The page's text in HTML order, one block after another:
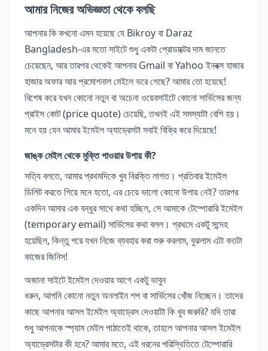
আমার নিজের অভিজ্ঞতা থেকে বলছি
আপনার কি কখনো এমন হয়েছে যে Bikroy বা Daraz
Bangladesh-এর মতো সাইটে শুধু একটা প্রোডাক্টের দাম জানতে
চেয়েছেন, আর তারপর থেকেই আপনার Gmail বা Yahoo ইনবক্স হাজার
হাজার অফার আর প্রমোশনাল মেইলে ভরে গেছে? আমার তো হয়েছে!
বিশেষ করে যখন কোনো নতুন বা অচেনা ওয়েবসাইটে কোনো সার্ভিসের জন্য
প্রাইস কোট (price quote) চেয়েছি, তখনই এই সমস্যাটা বেশি হয়।
মনে হয় যেন আমার ইমেইল অ্যাড্রেসটা সবাই বিক্রি করে দিয়েছে!
জাঙ্ক মেইল থেকে মুক্তি পাওয়ার উপায় কী?
সত্যি বলতে, আমার প্রথমদিকে খুব বিরক্তি লাগত। প্রতিবার ইমেইল
ডিলিট করতে গিয়ে মনে হতো, এর চেয়ে ভালো কোনো উপায় নেই? তারপর
একদিন আমার এক বন্ধুর সাথে কথা হচ্ছিল, সে আমাকে টেম্পোরারি ইমেইল
(temporary email) সার্ভিসের কথা বলল। প্রথমে একটু সন্দেহ
হয়েছিল, কিন্তু পরে যখন নিজে ব্যবহার করা শুরু করলাম, বুঝলাম এটা কতটা
কাজের জিনিস!
অজানা সাইটে ইমেইল দেওয়ার আগে একটু ভাবুন
ধরুন, আপনি কোনো নতুন অনলাইন শপ বা সার্ভিসের খোঁজ নিচ্ছেন। তাদের
কাছে আপনার আসল ইমেইল অ্যাড্রেস দেওয়াটা কি খুব জরুরি? যদি তারা
শুধু আপনাকে স্প্যাম মেইল পাঠাতেই থাকে, তাহলে আপনার আসল ইমেইল
অ্যাড্রেসটার কী হবে? আমার মতে, এই ধরনের পরিস্থিতিতে টেম্পোরারি